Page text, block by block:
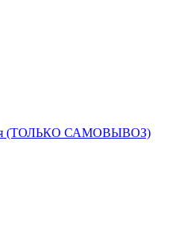
(ТОЛЬКО САМОВЫВОЗ)